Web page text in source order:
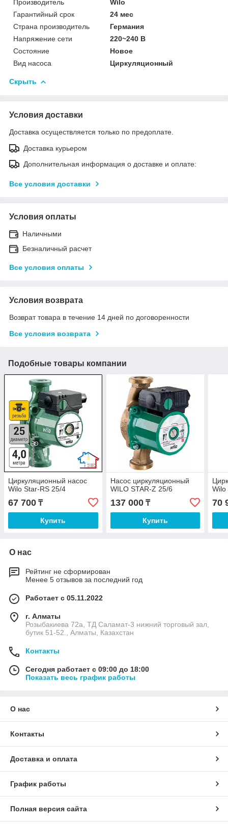
Производитель
Wilo
Гарантийный срок
24 мес
Страна производитель
Германия
Напряжение сети
220~240 В
Состояние
Новое
Вид насоса
Циркуляционный
Скрыть
Условия доставки
Доставка осуществляется только по предоплате.
Доставка курьером
Дополнительная информация о доставке и оплате:
Все условия доставки
Условия оплаты
Наличными
Безналичный расчет
Все условия оплаты
Условия возврата
Возврат товара в течение 14 дней по договоренности
Все условия возврата
Подобные товары компании
Циркуляционный насос
Wilo Star-RS 25/4
67 700 ₸
Купить
Насос циркуляционный
WILO STAR-Z 25/6
137 000₸
Купить
Wilo
70
О нас
Рейтинг не сформирован
Менее 5 отзывов за последний год
Работает с 05.11.2022
г. Алматы
Розыбакиева 72а, ТД Саламат-3 нижний торговый зал,
бутик 51-52., Алматы, Казахстан
Контакты
Сегодня работает с 09:00 до 18:00
Показать весь график работы
О нас
Контакты
Доставка и оплата
График работы
Полная версия сайта